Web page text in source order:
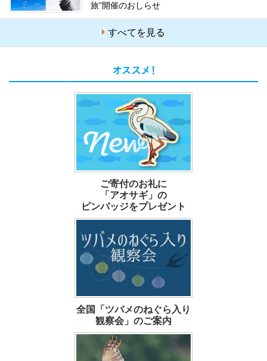
旅”開催のおしらせ
すべてを見る
ご寄付のお礼に
「アオサギ」の
ピンバッジをプレゼント
全国「ツバメのねぐら入り
観察会」のご案内